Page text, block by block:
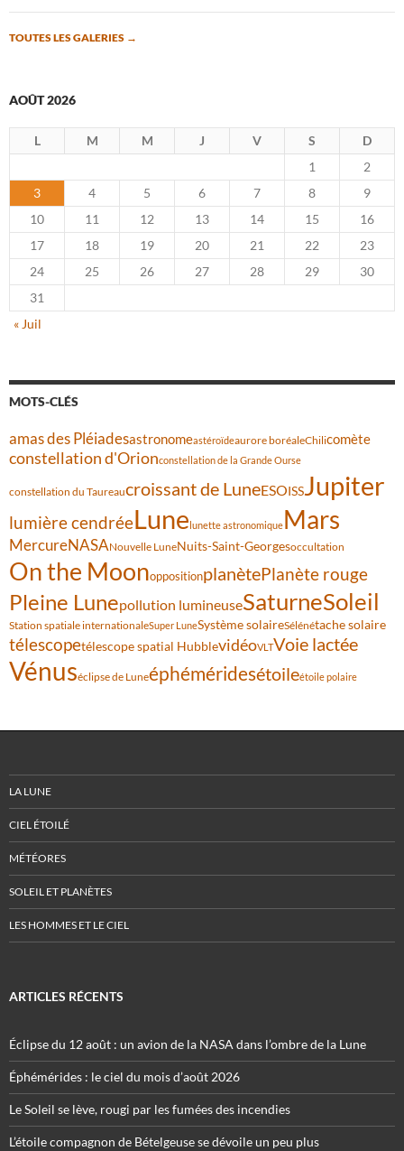
TOUTES LES GALERIES →
AOÛT 2026
L M M J V S
D
1
2
3
4 5 6 7 8
9
10
11 12 13 14 15
16
17
18 19 20 21 22
23
24
25 26 27 28 29
30
31
« Juil
MOTS-CLÉS
amas des Pléiadesastronomeastéroïdeaurore boréaleChilicomète
constellation d'Orionconstellation de la Grande Ourse
constellation du Taureaucroissant de LuneESOISSJupiter
lumière cendréeLune lunette astronomiqueMars
MercureNASANouvelle LuneNuits-Saint-Georgesoccultation
On the MoonoppositionplanètePlanète rouge
Pleine Lunepollution lumineuseSaturneSoleil
Station spatiale internationaleSuper LuneSystème solaireSélénétache solaire
télescopetélescope spatial HubblevidéoVLTVoie lactée
Vénuséclipse de Luneéphéméridesétoileétoile polaire
LA LUNE
CIEL ÉTOILÉ
MÉTÉORES
SOLEIL ET PLANÈTES
LES HOMMES ET LE CIEL
ARTICLES RÉCENTS
Éclipse du 12 août : un avion de la NASA dans l’ombre de la Lune
Éphémérides : le ciel du mois d’août 2026
Le Soleil se lève, rougi par les fumées des incendies
L’étoile compagnon de Bételgeuse se dévoile un peu plus